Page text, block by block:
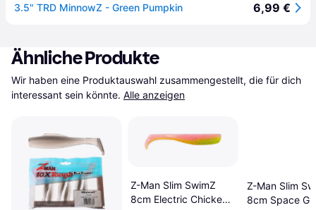
3.5" TRD MinnowZ - Green Pumpkin 6,99 €
Ähnliche Produkte
Wir haben eine Produktauswahl zusammengestellt, die für dich
interessant sein könnte. Alle anzeigen
Z-Man Slim SwimZ
8cm Electric Chicken
Z-Man Slim
8cm Space